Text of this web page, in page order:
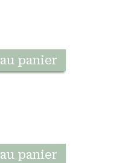
panier
panier